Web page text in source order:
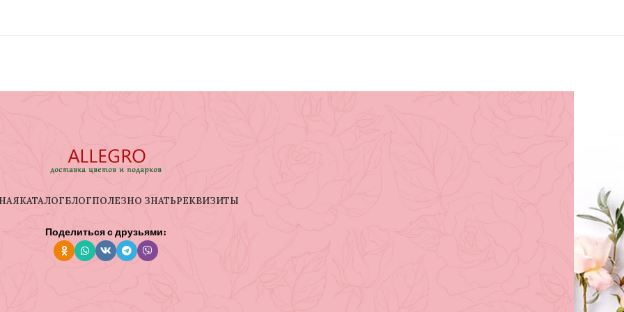
КАТАЛОГБЛОГПОЛЕЗНО ЗНАТЬРЕКВИЗИТЫ
Поделиться с друзьями: